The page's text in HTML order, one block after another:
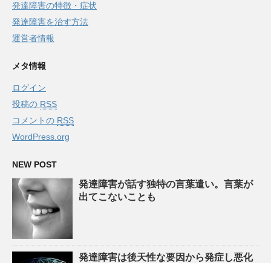
発達障害の特徴・症状
発達障害を治す方法
運営者情報
メタ情報
ログイン
投稿の RSS
コメントの RSS
WordPress.org
NEW POST
発達障害が話す独特の言葉遣い。言葉が
出てこないことも
発達障害は後天性な要因から発症し悪化